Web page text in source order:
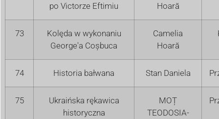
po Victorze Eftimiu
Hoară
73
Kolęda w wykonaniu
George'a Coșbuca
Camelia
Hoară
74 Historia bałwana Stan Daniela
75
Ukraińska rękawica
historyczna
MOȚ
TEODOSIA-